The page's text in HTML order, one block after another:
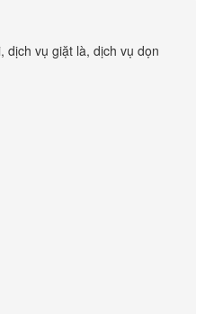
dịch vụ giặt là, dịch vụ dọn